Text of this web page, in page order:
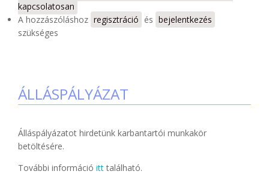
kapcsolatosan
A hozzászóláshoz regisztráció és bejelentkezés
szükséges
ÁLLÁSPÁLYÁZAT
Álláspályázatot hirdetünk karbantartói munkakör
betöltésére.
További információ itttalálható.